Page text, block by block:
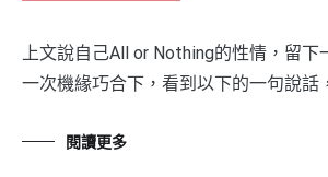
上文說自己All or Nothing的性情，留下
一次機緣巧合下，看到以下的一句說話
閱讀更多